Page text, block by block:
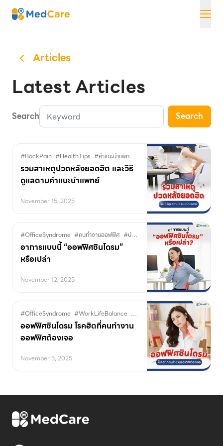
Skip
MedCare
Articles
Latest Articles
Search Search
#BackPain #HealthTips #คำแนะนำแพทย์ #ดูแลอาการปวดหลัง #ปวดหลัง
รวมสาเหตุปวดหลังยอดฮิต และวิธี
ดูแลตามคำแนะนำแพทย์
November 15, 2025
#OfficeSyndrome #คนทำงานออฟฟิศ #ปวดคอปวดไหล่ #ปวดหลัง #ปวดไหล่เ
อาการแบบนี้ “ออฟฟิศซินโดรม”
หรือเปล่า
November 12, 2025
#OfficeSyndrome #WorkLifeBalance #ทำงานหน้าคอม #ปวดคอปวดไหล่
ออฟฟิศซินโดรม โรคฮิตที่คนทำงาน
ออฟฟิศต้องเจอ
November 5, 2025